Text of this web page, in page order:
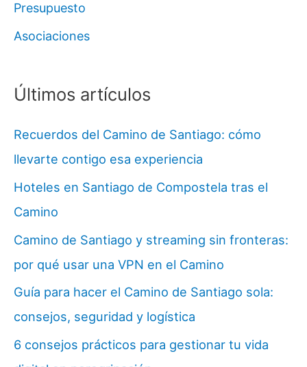
Presupuesto
Asociaciones
Últimos artículos
Recuerdos del Camino de Santiago: cómo
llevarte contigo esa experiencia
Hoteles en Santiago de Compostela tras el
Camino
Camino de Santiago y streaming sin fronteras:
por qué usar una VPN en el Camino
Guía para hacer el Camino de Santiago sola:
consejos, seguridad y logística
6 consejos prácticos para gestionar tu vida